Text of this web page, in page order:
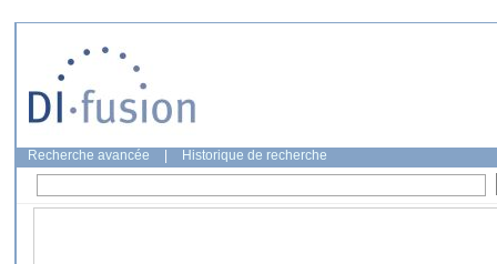
Recherche avancée Historique de recherche